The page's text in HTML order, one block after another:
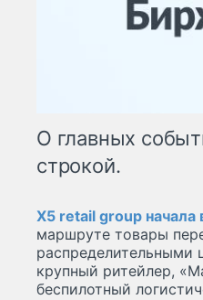
О главных
строкой.
X5 retail group
маршруте товары
распределительными
крупный ритейлер,
беспилотный